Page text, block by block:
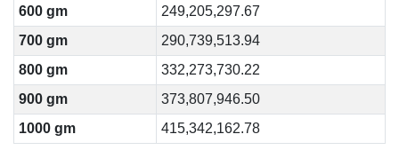
600 gm
249,205,297.67
700 gm
290,739,513.94
800 gm
332,273,730.22
900 gm
373,807,946.50
1000 gm
415,342,162.78